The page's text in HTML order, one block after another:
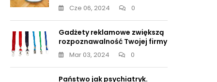
Cze 06, 2024 0
Gadżety reklamowe zwiększą
rozpoznawalność Twojej firmy
Mar 03, 2024 0
Państwo jak psychiatryk.